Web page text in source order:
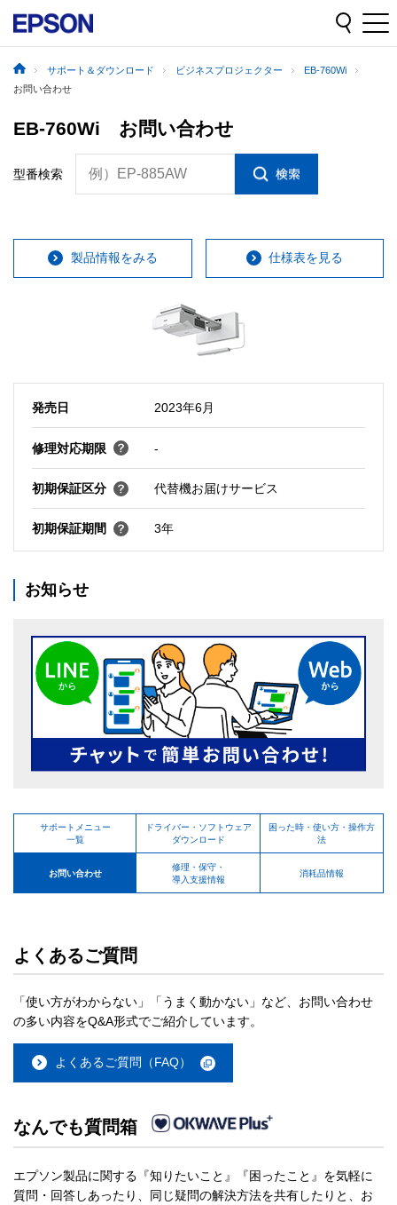
サポート＆ダウンロード ビジネスプロジェクター
EB-760Wi
お問い合わせ
EB-760Wi お問い合わせ
型番検索 例）EP-885AW
製品情報をみる 仕様表を見る
発売日 2023年6月
修理対応期限 -
初期保証区分 代替機お届けサービス
初期保証期間 3年
お知らせ
サポートメニュー
一覧
ドライバー・ソフトウェア
ダウンロード
困った時・使い方・操作方
法
お問い合わせ
修理・保守・
導入支援情報
消耗品情報
よくあるご質問
「使い方がわからない」「うまく動かない」など、お問い合わせ
の多い内容をQ&A形式でご紹介しています。
よくあるご質問（FAQ）
なんでも質問箱
エプソン製品に関する『知りたいこと』『困ったこと』を気軽に
質問・回答しあったり、同じ疑問の解決方法を共有したりと、お